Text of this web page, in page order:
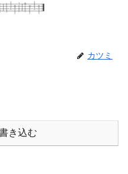
カツミ
き込む